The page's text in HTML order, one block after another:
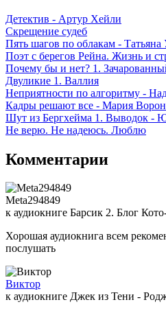
Детектив - Артур Хейли
Скрещение судеб
Пять шагов по облакам - Татьяна
Поэт с берегов Рейна. Жизнь и
Почему бы и нет? 1.
Двуликие 1. Валлия
Неприятности по алгоритму -
Кадры решают все - Мария
Шут из Бергхейма 1. Выводок -
Не верю. Не надеюсь. Люблю
Комментарии
Meta294849
к аудиокниге Барсик 2. Блог
Хорошая аудиокнига всем
послушать
Виктор
к аудиокниге Джек из Тени -